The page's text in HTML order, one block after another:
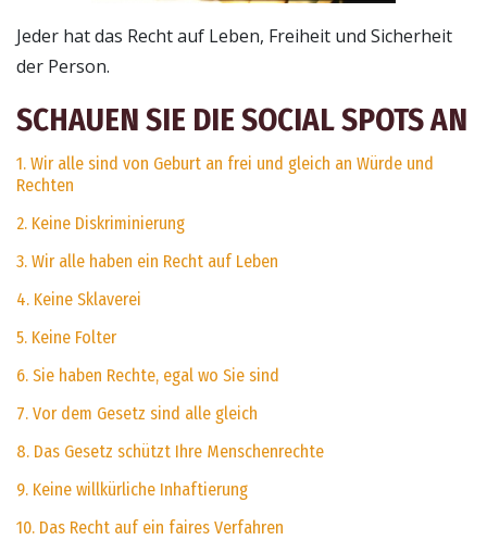
Jeder hat das Recht auf Leben, Freiheit und Sicherheit
der Person.
SCHAUEN SIE DIE SOCIAL SPOTS AN
1. Wir alle sind von Geburt an frei und gleich an Würde und
Rechten
2. Keine Diskriminierung
3. Wir alle haben ein Recht auf Leben
4. Keine Sklaverei
5. Keine Folter
6. Sie haben Rechte, egal wo Sie sind
7. Vor dem Gesetz sind alle gleich
8. Das Gesetz schützt Ihre Menschenrechte
9. Keine willkürliche Inhaftierung
10. Das Recht auf ein faires Verfahren